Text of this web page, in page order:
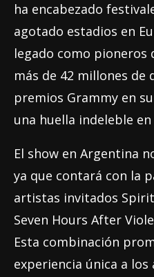
ha encabezado
agotado estadios en
legado como pioneros
más de 42 millones de
premios Grammy en
una huella indeleble
El show en Argentina
ya que contará con la
artistas invitados
Seven Hours After
Esta combinación
experiencia única a